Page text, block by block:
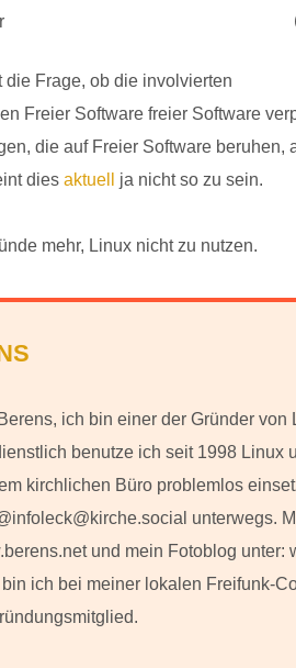
Frage, ob die involvierten
Freier Software freier Software
die auf Freier Software beruhen,
dies aktuell ja nicht so zu sein.
mehr, Linux nicht zu nutzen.
ich bin einer der Gründer von
benutze ich seit 1998 Linux
kirchlichen Büro problemlos
unterwegs.
und mein Fotoblog unter:
ich bei meiner lokalen Freifunk-